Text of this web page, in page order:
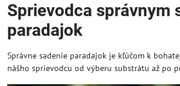
Sprievodca správnym
paradajok
Správne sadenie paradajok je kľúčom k
nášho sprievodcu od výberu substrátu až po